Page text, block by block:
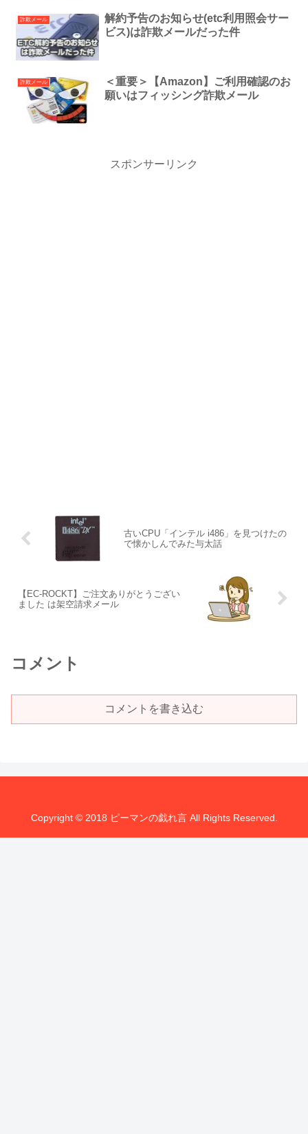
詐欺メール
解約予告のお知らせ(etc利用照会サー
ビス)は詐欺メールだった件
詐欺メール
＜重要＞【Amazon】ご利⽤確認のお
願いはフィッシング詐欺メール
スポンサーリンク
古いCPU「インテル i486」を見つけたの
で懐かしんでみた与太話
【EC-ROCKT】ご注文ありがとうござい
ました は架空請求メール
コメント
コメントを書き込む
Copyright © 2018 ピーマンの戯れ言 All Rights Reserved.